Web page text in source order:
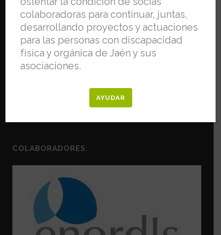
COLABORADORES:
colaboradoras para continuar, juntas,
desarrollando proyectos y actuaciones
para las personas con discapacidad
física y orgánica de Jaén y sus
asociaciones.
AYUDAR